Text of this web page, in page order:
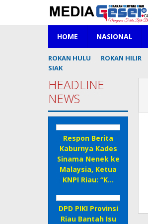
konten
HOME NASIONAL
ROKAN HULU ROKAN HILIR
SIAK
HEADLINE
NEWS
Respon Berita
Kaburnya Kades
Sinama Nenek ke
Malaysia, Ketua
KNPI Riau: “K…
DPD PIKI Provinsi
Riau Bantah Isu